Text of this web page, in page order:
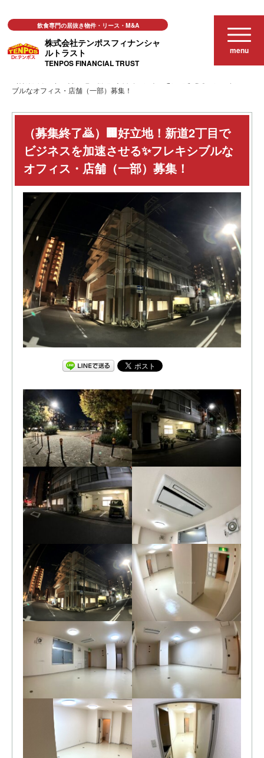
株式会社テンポスフィナンシャ
ルトラスト
TENPOS FINANCIAL TRUST
飲食専門の居抜き物件・リース・M&A
menu
おススメ店舗物件
ブルなオフィス・店舗（一部）募集！
（募集終了🙇）🏢好立地！新道2丁目で
ビジネスを加速させる✨フレキシブルな
オフィス・店舗（一部）募集！